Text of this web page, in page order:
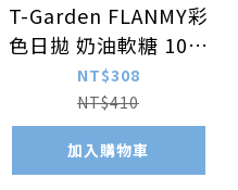
T-Garden FLANMY彩
色日拋 奶油軟糖 10片
裝/盒
NT$308
NT$410
加入購物車